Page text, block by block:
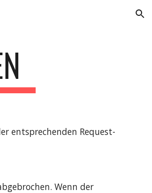
entsprechenden Request-
Wenn der